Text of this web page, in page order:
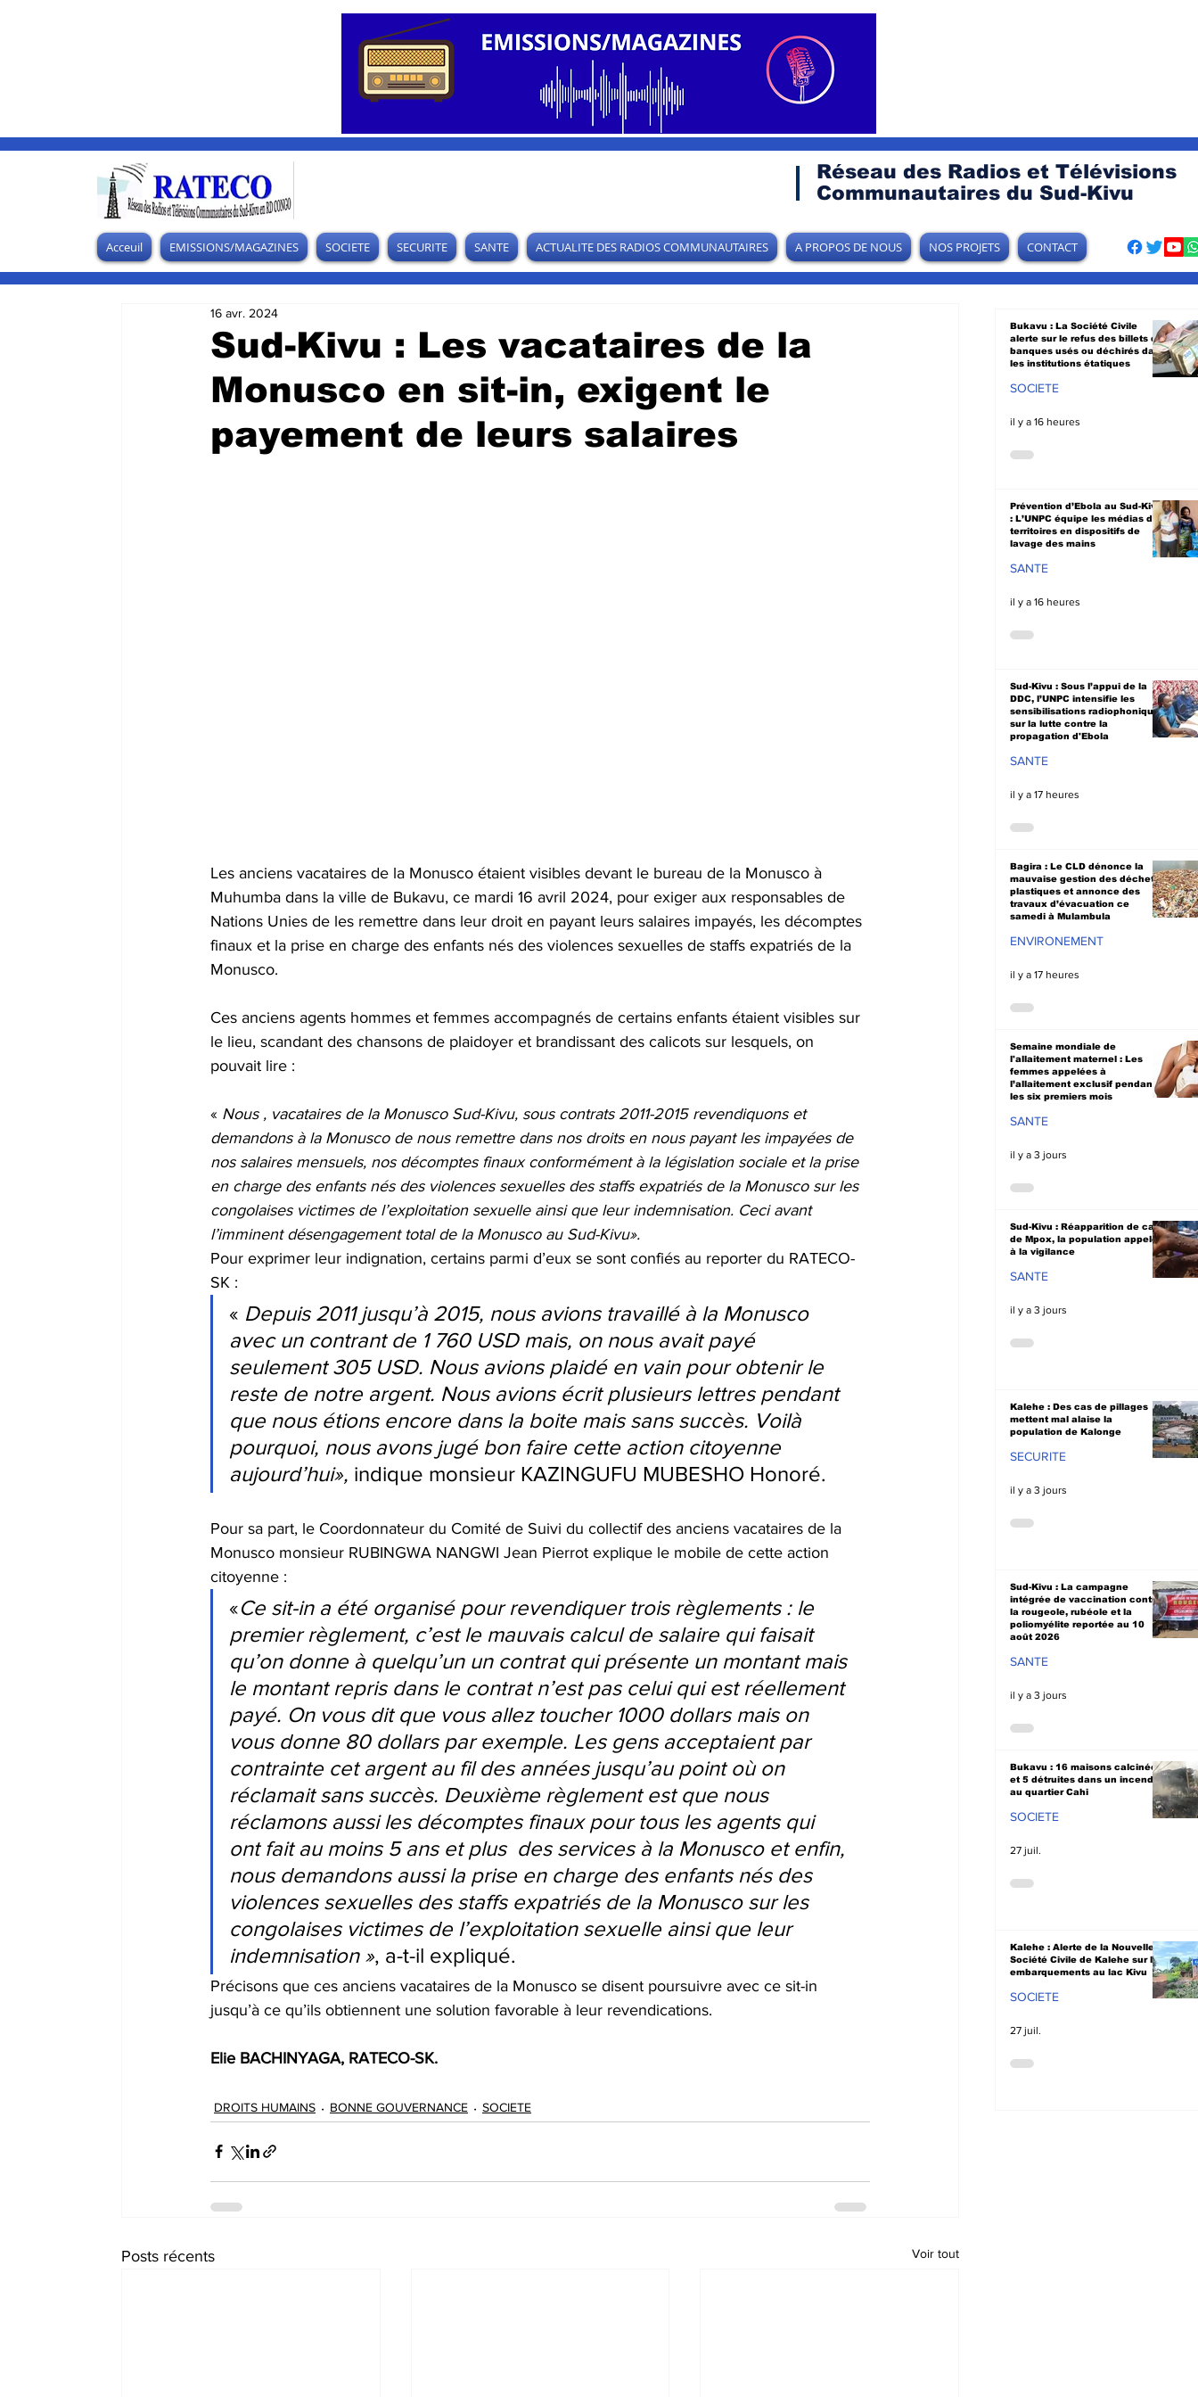
Réseau des Radios et Télévisions
Communautaires du Sud-Kivu
Acceuil EMISSIONS/MAGAZINES SOCIETE SECURITE SANTE ACTUALITE DES RADIOS COMMUNAUTAIRES A PROPOS DE NOUS NOS PROJETS CONTACT
Sud-Kivu : Les vacataires de la
Monusco en sit-in, exigent le
payement de leurs salaires
16 avr. 2024
Les anciens vacataires de la Monusco étaient visibles devant le bureau de la Monusco à
Muhumba dans la ville de Bukavu, ce mardi 16 avril 2024, pour exiger aux responsables de
Nations Unies de les remettre dans leur droit en payant leurs salaires impayés, les décomptes
finaux et la prise en charge des enfants nés des violences sexuelles de staffs expatriés de la
Monusco.
Ces anciens agents hommes et femmes accompagnés de certains enfants étaient visibles sur
le lieu, scandant des chansons de plaidoyer et brandissant des calicots sur lesquels, on
pouvait lire :
« Nous , vacataires de la Monusco Sud-Kivu, sous contrats 2011-2015 revendiquons et
demandons à la Monusco de nous remettre dans nos droits en nous payant les impayées de
nos salaires mensuels, nos décomptes finaux conformément à la législation sociale et la prise
en charge des enfants nés des violences sexuelles des staffs expatriés de la Monusco sur les
congolaises victimes de l’exploitation sexuelle ainsi que leur indemnisation. Ceci avant
l’imminent désengagement total de la Monusco au Sud-Kivu».
Pour exprimer leur indignation, certains parmi d’eux se sont confiés au reporter du RATECO-
SK :
« Depuis 2011 jusqu’à 2015, nous avions travaillé à la Monusco
avec un contrant de 1 760 USD mais, on nous avait payé
seulement 305 USD. Nous avions plaidé en vain pour obtenir le
reste de notre argent. Nous avions écrit plusieurs lettres pendant
que nous étions encore dans la boite mais sans succès. Voilà
pourquoi, nous avons jugé bon faire cette action citoyenne
aujourd’hui», indique monsieur KAZINGUFU MUBESHO Honoré.
Pour sa part, le Coordonnateur du Comité de Suivi du collectif des anciens vacataires de la
Monusco monsieur RUBINGWA NANGWI Jean Pierrot explique le mobile de cette action
citoyenne :
«Ce sit-in a été organisé pour revendiquer trois règlements : le
premier règlement, c’est le mauvais calcul de salaire qui faisait
qu’on donne à quelqu’un un contrat qui présente un montant mais
le montant repris dans le contrat n’est pas celui qui est réellement
payé. On vous dit que vous allez toucher 1000 dollars mais on
vous donne 80 dollars par exemple. Les gens acceptaient par
contrainte cet argent au fil des années jusqu’au point où on
réclamait sans succès. Deuxième règlement est que nous
réclamons aussi les décomptes finaux pour tous les agents qui
ont fait au moins 5 ans et plus  des services à la Monusco et enfin,
nous demandons aussi la prise en charge des enfants nés des
violences sexuelles des staffs expatriés de la Monusco sur les
congolaises victimes de l’exploitation sexuelle ainsi que leur
indemnisation », a-t-il expliqué.
Précisons que ces anciens vacataires de la Monusco se disent poursuivre avec ce sit-in
jusqu’à ce qu’ils obtiennent une solution favorable à leur revendications.
Elie BACHINYAGA, RATECO-SK.
DROITS HUMAINS BONNE GOUVERNANCE SOCIETE
Posts récents Voir tout
Bukavu : La Société Civile
alerte sur le refus des billets de
banques usés ou déchirés dans
les institutions étatiques
SOCIETE
il y a 16 heures
Prévention d’Ebola au Sud-Kivu
: L’UNPC équipe les médias de
territoires en dispositifs de
lavage des mains
SANTE
il y a 16 heures
Sud-Kivu : Sous l’appui de la
DDC, l’UNPC intensifie les
sensibilisations radiophoniques
sur la lutte contre la
propagation d'Ebola
SANTE
il y a 17 heures
Bagira : Le CLD dénonce la
mauvaise gestion des déchets
plastiques et annonce des
travaux d’évacuation ce
samedi à Mulambula
ENVIRONEMENT
il y a 17 heures
Semaine mondiale de
l'allaitement maternel : Les
femmes appelées à
l’allaitement exclusif pendant
les six premiers mois
SANTE
il y a 3 jours
Sud-Kivu : Réapparition de cas
de Mpox, la population appelée
à la vigilance
SANTE
il y a 3 jours
Kalehe : Des cas de pillages
mettent mal alaise la
population de Kalonge
SECURITE
il y a 3 jours
Sud-Kivu : La campagne
intégrée de vaccination contre
la rougeole, rubéole et la
poliomyélite reportée au 10
août 2026
SANTE
il y a 3 jours
Bukavu : 16 maisons calcinées
et 5 détruites dans un incendie
au quartier Cahi
SOCIETE
27 juil.
Kalehe : Alerte de la Nouvelle
Société Civile de Kalehe sur les
embarquements au lac Kivu
SOCIETE
27 juil.